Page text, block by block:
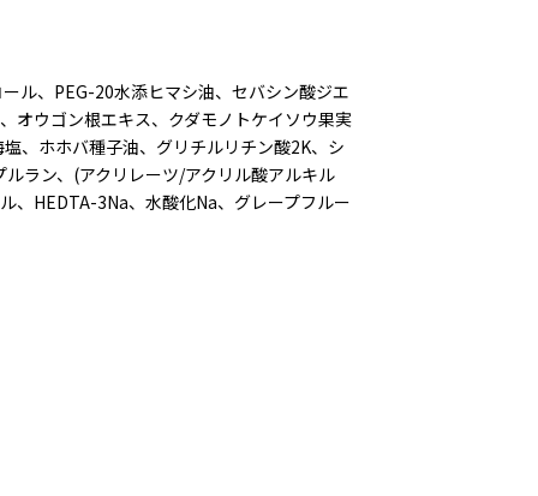
ル、PEG-20水添ヒマシ油、セバシン酸ジエ
オウゴン根エキス、クダモノトケイソウ果実
、ホホバ種子油、グリチルリチン酸2K、シ
ラン、(アクリレーツ/アクリル酸アルキル
、HEDTA-3Na、水酸化Na、グレープフルー